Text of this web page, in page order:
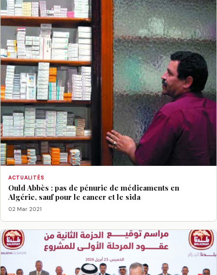
ACTUALITÉS
Ould Abbès : pas de pénurie de médicaments en
Algérie, sauf pour le cancer et le sida
02 Mar 2021